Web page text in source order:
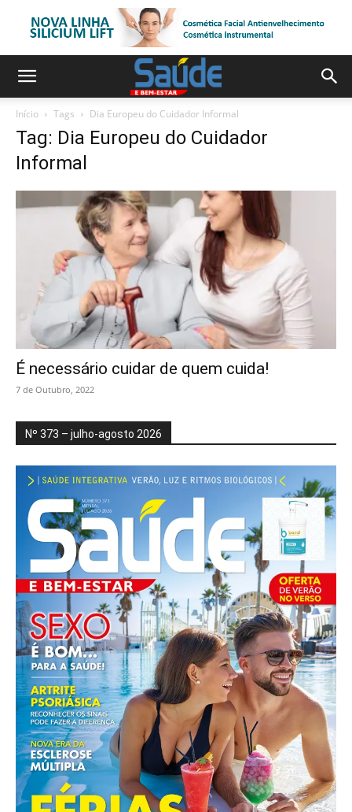
Início Tags Dia Europeu do Cuidador Informal
Tag: Dia Europeu do Cuidador
Informal
É necessário cuidar de quem cuida!
7 de Outubro, 2022
Nº 373 – julho-agosto 2026